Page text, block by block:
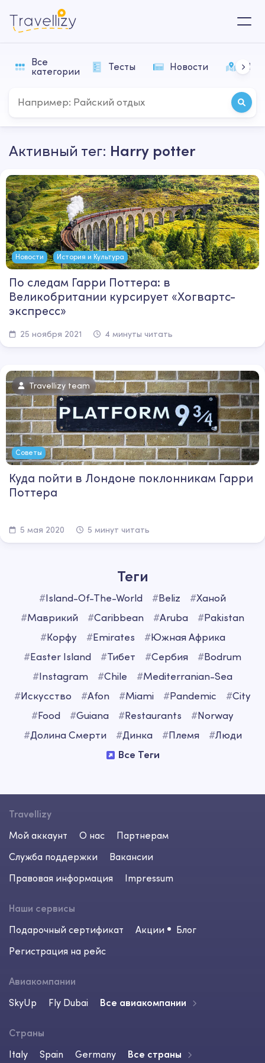
Все
категории
Тесты Новости
Активный тег: Harry potter
Новости История и Культура
По следам Гарри Поттера: в
Великобритании курсирует «Хогвартс-
экспресс»
25 ноября 2021 4 минуты читать
Travellizy team
Советы
Куда пойти в Лондоне поклонникам Гарри
Поттера
5 мая 2020 5 минут читать
Теги
#Island-Of-The-World #Beliz #Ханой
#Маврикий #Caribbean #Aruba #Pakistan
#Корфу #Emirates #Южная Африка
#Easter Island #Тибет #Сербия #Bodrum
#Instagram #Chile #Mediterranian-Sea
#Искусство #Afon #Miami #Pandemic #City
#Food #Guiana #Restaurants #Norway
#Долина Смерти #Динка #Племя #Люди
Все Теги
Travellizy
Мой аккаунт
О нас
Партнерам
Служба поддержки
Вакансии
Правовая информация
Impressum
Наши сервисы
Подарочный сертификат
Акции
Блог
Регистрация на рейс
Авиакомпании
SkyUp
Fly Dubai Все авиакомпании
Страны
Italy
Spain Germany Все страны